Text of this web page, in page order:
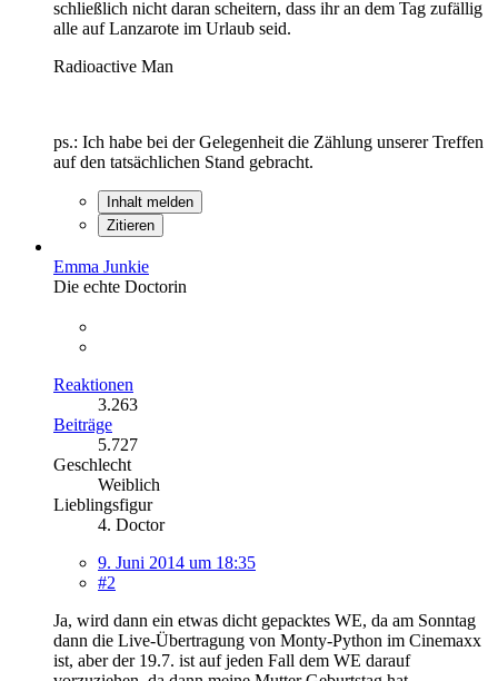
schließlich nicht daran scheitern, dass ihr an dem Tag zufällig
alle auf Lanzarote im Urlaub seid.
Radioactive Man
ps.: Ich habe bei der Gelegenheit die Zählung unserer Treffen
auf den tatsächlichen Stand gebracht.
Inhalt melden
Zitieren
Emma Junkie
Die echte Doctorin
Reaktionen
3.263
Beiträge
5.727
Geschlecht
Weiblich
Lieblingsfigur
4. Doctor
9. Juni 2014 um 18:35
#2
Ja, wird dann ein etwas dicht gepacktes WE, da am Sonntag
dann die Live-Übertragung von Monty-Python im Cinemaxx
ist, aber der 19.7. ist auf jeden Fall dem WE darauf